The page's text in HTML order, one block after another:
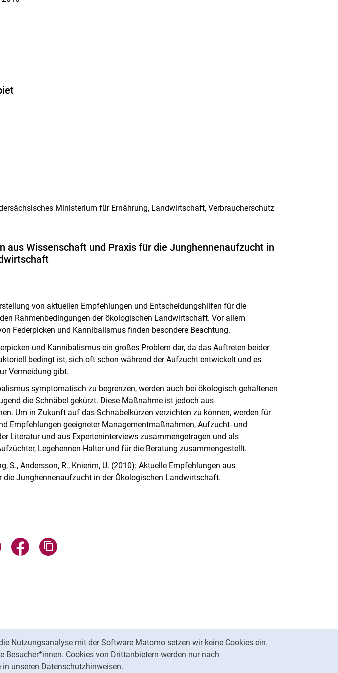
Nutzungsanalyse mit der Software Matomo setzen wir keine Cookies ein.
Cookies von Drittanbietern werden nur nach
unseren Datenschutzhinweisen.
Ministerium für Ernährung, Landwirtschaft, Verbraucherschutz
aus Wissenschaft und Praxis für die Junghennenaufzucht in
von aktuellen Empfehlungen und Entscheidungshilfen für die
Rahmenbedingungen der ökologischen Landwirtschaft. Vor allem
Federpicken und Kannibalismus finden besondere Beachtung.
und Kannibalismus ein großes Problem dar, da das Auftreten beider
bedingt ist, sich oft schon während der Aufzucht entwickelt und es
Vermeidung gibt.
symptomatisch zu begrenzen, werden auch bei ökologisch gehaltenen
die Schnäbel gekürzt. Diese Maßnahme ist jedoch aus
Um in Zukunft auf das Schnabelkürzen verzichten zu können, werden für
Empfehlungen geeigneter Managementmaßnahmen, Aufzucht- und
Literatur und aus Experteninterviews zusammengetragen und als
Legehennen-Halter und für die Beratung zusammengestellt.
S., Andersson, R., Knierim, U. (2010): Aktuelle Empfehlungen aus
Junghennenaufzucht in der Ökologischen Landwirtschaft.
E-Mail teilen
Seite über WhatsApp teilen (externer Link, öffnet neues Fenster)
Seite über Facebook teilen (externer Link, öffnet neues Fenster)